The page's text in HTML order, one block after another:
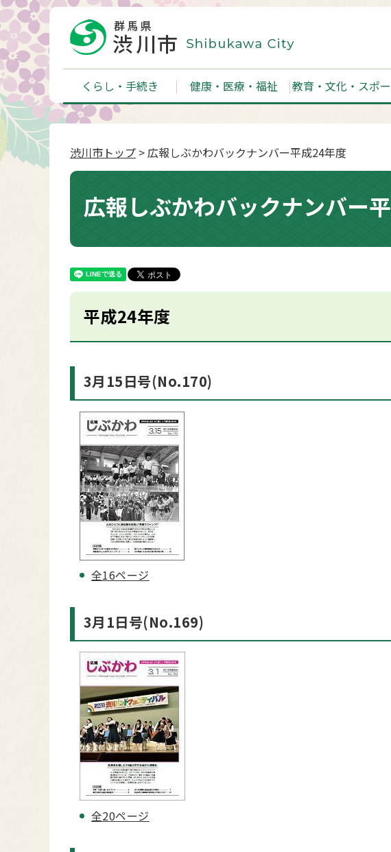
くらし・手続き 健康・医療・福祉 教育・文化・スポ
渋川市トップ > 広報しぶかわバックナンバー平成24年度
広報しぶかわバックナンバー
平成24年度
3月15日号(No.170)
全16ページ
3月1日号(No.169)
全20ページ